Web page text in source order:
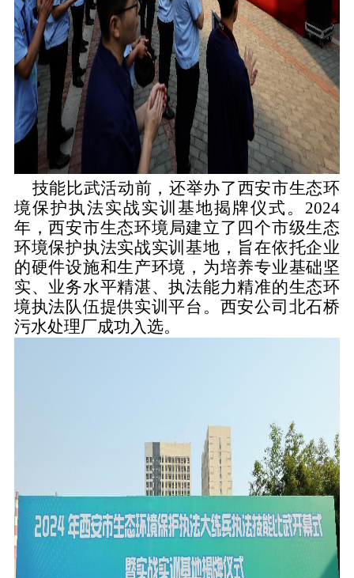
技能比武活动前，还举办了西安市生态环
境保护执法实战实训基地揭牌仪式。 2024
年，西安市生态环境局建立了 四个市级生态
环境保护执法实战实训基地， 旨在依托企业
的硬件设施和生产环境，为培养专业基础坚
实、业务水平精湛、执法能力精准的生态环
境执法队伍提供实训平台。 西安公司北石桥
污水处理厂成功入选。